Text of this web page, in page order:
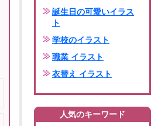
誕生日の可愛いイラス
ト
学校のイラスト
職業 イラスト
衣替え イラスト
人気のキーワード